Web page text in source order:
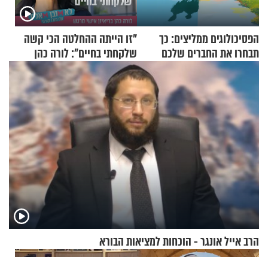
הפסיכולוגים ממליצים: כך
תבחרו את החברים שלכם
בחיים
"זו הייתה ההחלטה הכי קשה
שלקחתי בחיים": לורה כהן
בריאיון אישי מרגש
הרב אייל אונגר - הוכחות למציאות הבורא